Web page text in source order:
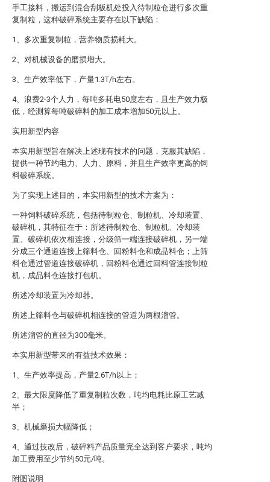
手工接料，搬运到混合刮板机处投入待制粒仓进行多次重
复制粒，这种破碎系统主要存在以下缺陷：
1、多次重复制粒，营养物质损耗大。
2、对机械设备的磨损增大。
3、生产效率低下，产量1.3T/h左右。
4、浪费2-3个人力，每吨多耗电50度左右，且生产效力极
低，经测算每吨破碎料的加工成本增加50元以上。
实用新型内容
本实用新型旨在解决上述现有技术的问题，克服其缺陷，
提供一种节约电力、人力、原料，并且生产效率更高的饲
料破碎系统。
为了实现上述目的，本实用新型的技术方案为：
一种饲料破碎系统，包括待制粒仓、制粒机、冷却装置、
破碎机，其特征在于：所述待制粒仓、制粒机、冷却装
置、破碎机依次相连接，分级筛一端连接破碎机，另一端
分成三个通道连接上筛料仓、回粉料仓和成品料仓；上筛
料仓通过管道连接破碎机，回粉料仓通过回料管连接制粒
机，成品料仓连接打包机。
所述冷却装置为冷却器。
所述上筛料仓与破碎机相连接的管道为两根溜管。
所述溜管的直径为300毫米。
本实用新型带来的有益技术效果：
1、生产效率提高，产量2.6T/h以上；
2、最大限度降低了重复制粒次数，吨均电耗比原工艺减
半；
3、机械磨损大幅降低；
4、通过技改后，破碎料产品质量完全达到客户要求，吨均
加工费用至少节约50元/吨。
附图说明